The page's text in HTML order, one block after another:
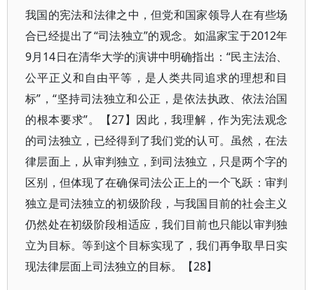
我国的宪法和法律之中，但党和国家领导人在有些场
合已经提出了“司法独立”的观念。如温家宝于2012年
9月14日在清华大学的演讲中明确指出：“民主法治、
公平正义和自由平等，是人类共同追求的理想和目
标”，“坚持司法独立和公正，是依法执政、依法治国
的根本要求”。【27】因此，我理解，作为宪法观念
的司法独立，已经得到了我们党的认可。虽然，在法
律层面上，从审判独立，到司法独立，只是两个字的
区别，但体现了在确保司法公正上的一个飞跃：审判
独立是司法独立的初级阶段，与我国目前的社会主义
仍然处在初级阶段相适应，我们目前也只能以审判独
立为目标。等到这个目标实现了，我们再争取早日实
现法律层面上司法独立的目标。【28】